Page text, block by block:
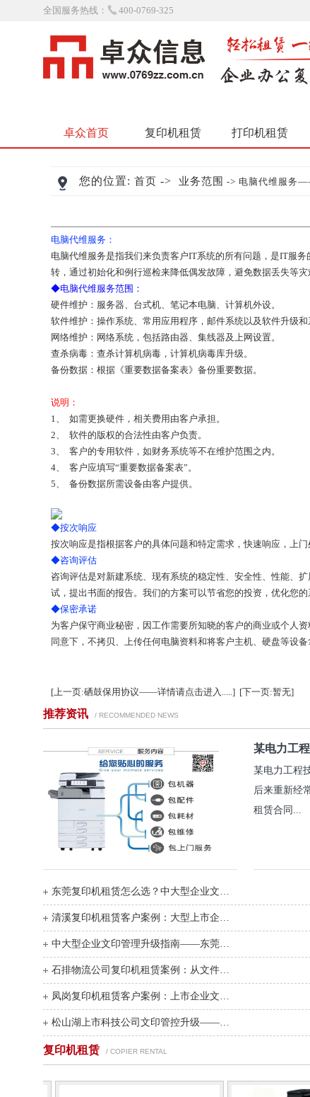
全国服务热线： 400-0769-325
卓众首页 复印机租赁 打印机租赁
您的位置: 首页 -> 业务范围 -> 电脑代维服务
电脑代维服务：
电脑代维服务是指我们来负责客户IT系统的所有问题，是IT服
转，通过初始化和例行巡检来降低偶发故障，避免数据丢失等
◆电脑代维服务范围：
硬件维护：服务器、台式机、笔记本电脑、计算机外设。
软件维护：操作系统、常用应用程序，邮件系统以及软件升级和
网络维护：网络系统，包括路由器、集线器及上网设置。
查杀病毒：查杀计算机病毒，计算机病毒库升级。
备份数据：根据《重要数据备案表》备份重要数据。
说明：
1、 如需更换硬件，相关费用由客户承担。
2、 软件的版权的合法性由客户负责。
3、 客户的专用软件，如财务系统等不在维护范围之内。
4、 客户应填写“重要数据备案表”。
5、 备份数据所需设备由客户提供。
◆按次响应
按次响应是指根据客户的具体问题和特定需求，快速响应，上
◆咨询评估
咨询评估是对新建系统、现有系统的稳定性、安全性、性能、
试，提出书面的报告。我们的方案可以节省您的投资，优化您
◆保密承诺
为客户保守商业秘密，因工作需要所知晓的客户的商业或个人
同意下，不拷贝、上传任何电脑资料和将客户主机、硬盘等设备
[上一页:硒鼓保用协议——详情请点击进入.....] [下一页:暂无]
推荐资讯 / RECOMMENDED NEWS
某电力工
某电力工程
后来重新经
租赁合同...
东莞复印机租赁怎么选？中大型企业文印管控一站式解决方案
清溪复印机租赁客户案例：大型上市企业用东莞复印机...
中大型企业文印管理升级指南——东莞复印机租赁如何...
石排物流公司复印机租赁案例：从文件丢失到高效管理的转
凤岗复印机租赁客户案例：上市企业文印管控升级实录
松山湖上市科技公司文印管控升级——东莞复印机租赁...
复印机租赁 / COPIER RENTAL